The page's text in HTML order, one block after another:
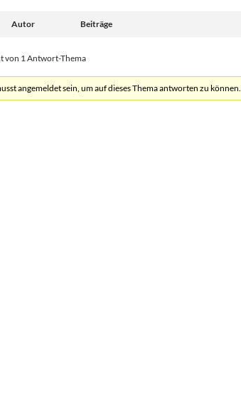
Autor Beiträge
von 1 Antwort-Thema
angemeldet sein, um auf dieses Thema antworten zu können.